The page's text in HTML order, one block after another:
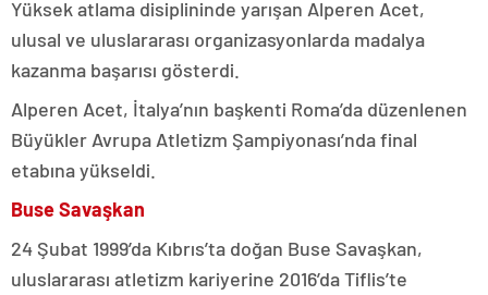
Yüksek atlama disiplininde yarışan Alperen Acet,
ulusal ve uluslararası organizasyonlarda madalya
kazanma başarısı gösterdi.
Alperen Acet, İtalya’nın başkenti Roma’da düzenlenen
Büyükler Avrupa Atletizm Şampiyonası’nda final
etabına yükseldi.
Buse Savaşkan
24 Şubat 1999’da Kıbrıs’ta doğan Buse Savaşkan,
uluslararası atletizm kariyerine 2016’da Tiflis’te